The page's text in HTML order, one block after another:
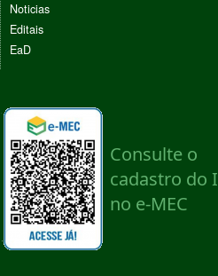
Noticias
Editais
EaD